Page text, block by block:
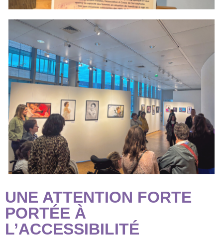
UNE ATTENTION FORTE
PORTÉE À
L’ACCESSIBILITÉ